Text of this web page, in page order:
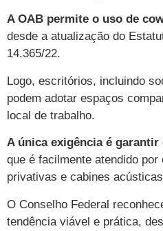
A OAB permite o uso de
desde a atualização do
14.365/22.
Logo, escritórios, incluindo
podem adotar espaços
local de trabalho.
A única exigência é
que é facilmente atendido
privativas e cabines
O Conselho Federal
tendência viável e prática,